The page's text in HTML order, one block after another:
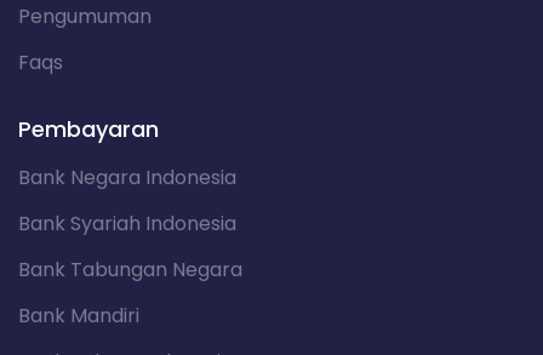
Pengumuman
Faqs
Pembayaran
Bank Negara Indonesia
Bank Syariah Indonesia
Bank Tabungan Negara
Bank Mandiri